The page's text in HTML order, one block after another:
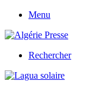
Menu
Rechercher